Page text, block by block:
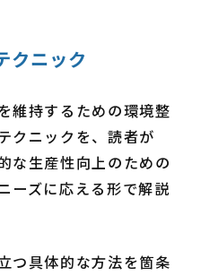
クニック
維持するための環境整
クニックを、読者が
な生産性向上のための
ーズに応える形で解説
つ具体的な方法を箇条